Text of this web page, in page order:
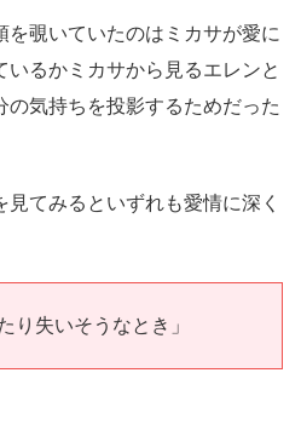
覗いていたのはミカサが愛に
るかミカサから見るエレンと
の気持ちを投影するためだった
てみるといずれも愛情に深く
り失いそうなとき」